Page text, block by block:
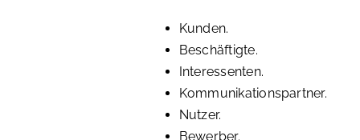
Kunden.
Beschäftigte.
Interessenten.
Kommunikationspartner.
Nutzer.
Bewerber.